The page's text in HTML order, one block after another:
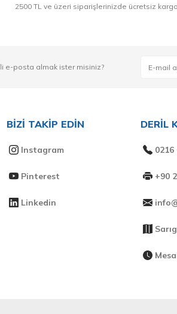
2500 TL ve üzeri siparişlerinizde ücretsiz
e-posta almak ister misiniz?
BİZİ TAKİP EDİN
Instagram
Pinterest
Linkedin
DERİL
0216
+90